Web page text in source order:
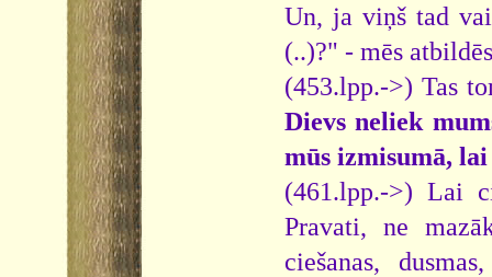
Un, ja viņš tad
(..)?" - mēs
(453.lpp.->) Tas
Dievs neliek
mūs izmisumā,
(461.lpp.->) Lai
Pravati, ne
ciešanas,